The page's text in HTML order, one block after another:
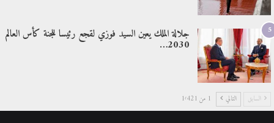
5 جلالة الملك يعين السيد فوزي لقجع رئيسا للجنة كأس العالم
2030…
السابق التالي 1 من 1٬421